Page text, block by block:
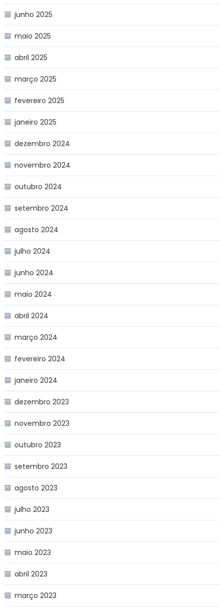
junho 2025
maio 2025
abril 2025
março 2025
fevereiro 2025
janeiro 2025
dezembro 2024
novembro 2024
outubro 2024
setembro 2024
agosto 2024
julho 2024
junho 2024
maio 2024
abril 2024
março 2024
fevereiro 2024
janeiro 2024
dezembro 2023
novembro 2023
outubro 2023
setembro 2023
agosto 2023
julho 2023
junho 2023
maio 2023
abril 2023
março 2023